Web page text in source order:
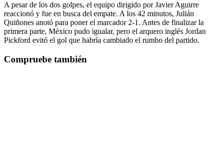
A pesar de los dos golpes, el equipo dirigido por Javier Aguirre
reaccionó y fue en busca del empate. A los 42 minutos, Julián
Quiñones anotó para poner el marcador 2-1. Antes de finalizar la
primera parte, México pudo igualar, pero el arquero inglés Jordan
Pickford evitó el gol que habría cambiado el rumbo del partido.
Compruebe también